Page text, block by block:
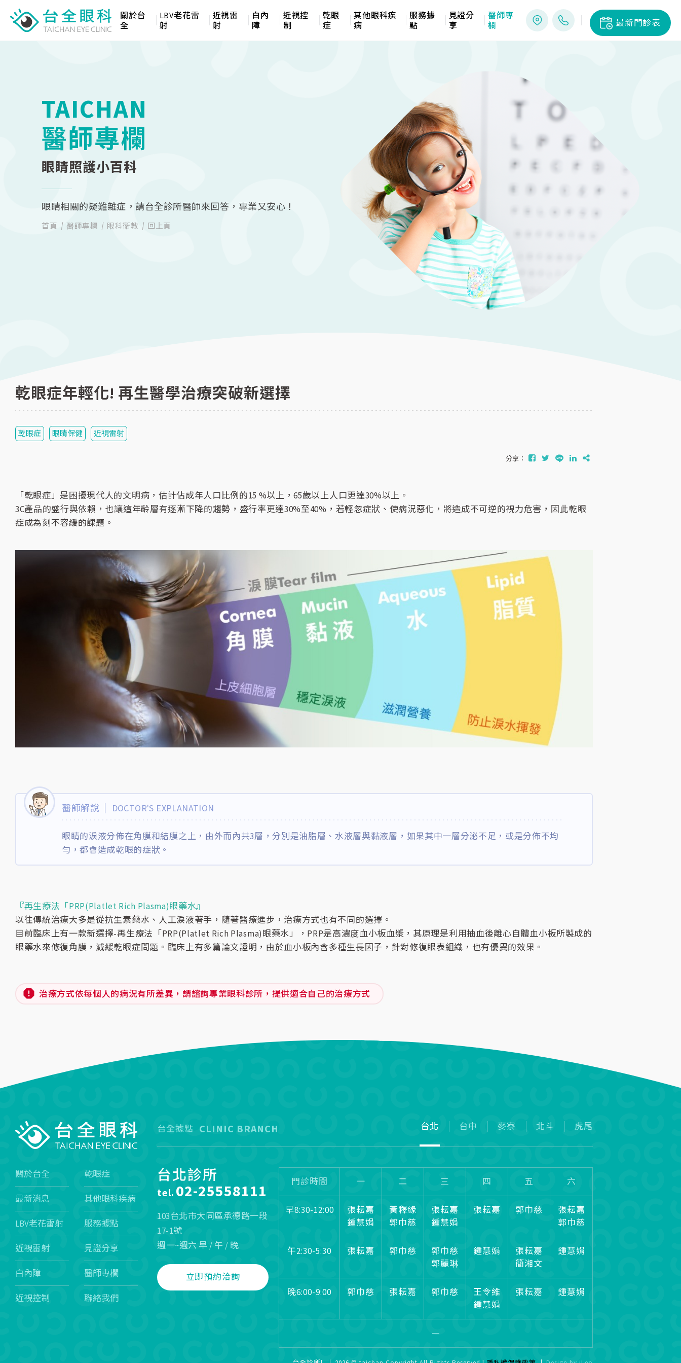
關於台
全
LBV老花雷
射
近視雷
射
白內
障
近視控
制
乾眼
症
其他眼科疾
病
服務據
點
見證分
享
醫師專
欄
最新門診表
TAICHAN
醫師專欄
眼睛照護小百科
眼睛相關的疑難雜症，請台全診所醫師來回答，專業又安心！
首頁 醫師專欄 眼科衛教 回上頁
乾眼症年輕化! 再生醫學治療突破新選擇
乾眼症 眼睛保健 近視雷射
分享：
「乾眼症」是困擾現代人的文明病，估計佔成年人口比例的15 %以上，65歲以上人口更達30%以上。
3C產品的盛行與依賴，也讓這年齡層有逐漸下降的趨勢，盛行率更達30%至40%，若輕忽症狀、使病況惡化，將造成不可逆的視力危害，因此乾眼
症成為刻不容緩的課題。
醫師解說 DOCTOR'S EXPLANATION
眼睛的淚液分佈在角膜和結膜之上，由外而內共3層，分別是油脂層、水液層與黏液層，如果其中一層分泌不足，或是分佈不均
勻，都會造成乾眼的症狀。
『再生療法「PRP(Platlet Rich Plasma)眼藥水』
以往傳統治療大多是從抗生素藥水、人工淚液著手，隨著醫療進步，治療方式也有不同的選擇。
目前臨床上有一款新選擇-再生療法「PRP(Platlet Rich Plasma)眼藥水」， PRP是高濃度血小板血漿，其原理是利用抽血後離心自體血小板所製成的
眼藥水來修復角膜，減緩乾眼症問題。 臨床上有多篇論文證明，由於血小板內含多種生⾧因子，針對修復眼表組織，也有優異的效果。
治療方式依每個人的病況有所差異，請諮詢專業眼科診所，提供適合自己的治療方式
關於台全
最新消息
LBV老花雷射
近視雷射
白內障
近視控制
乾眼症
其他眼科疾病
服務據點
見證分享
醫師專欄
聯絡我們
台全據點 CLINIC BRANCH 台北 台中 麥寮 北斗 虎尾
台北診所
tel. 02-25558111
103台北市大同區承德路一段
17-1號
週一~週六 早 / 午 / 晚
立即預約洽詢
門診時間 一 二 三 四 五 六
早8:30-12:00
張耘嘉
鍾慧娟
黃釋緣
郭巾慈
張耘嘉
鍾慧娟
張耘嘉 郭巾慈
張耘嘉
郭巾慈
午2:30-5:30 張耘嘉 郭巾慈
郭巾慈
郭麗琳
鍾慧娟
張耘嘉
簡湘文
鍾慧娟
晚6:00-9:00 郭巾慈 張耘嘉 郭巾慈
王令維
鍾慧娟
張耘嘉 鍾慧娟